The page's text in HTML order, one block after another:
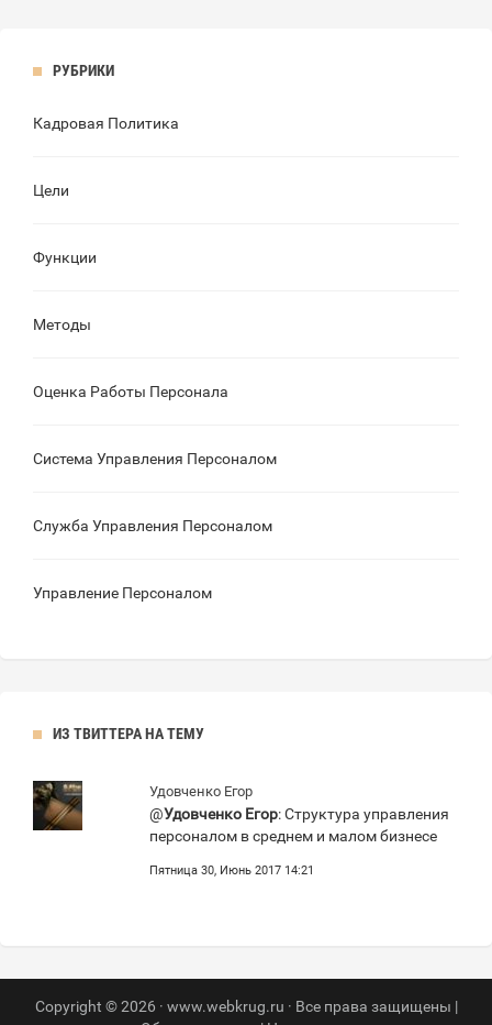
РУБРИКИ
Кадровая Политика
Цели
Функции
Методы
Оценка Работы Персонала
Система Управления Персоналом
Служба Управления Персоналом
Управление Персоналом
ИЗ ТВИТТЕРА НА ТЕМУ
Удовченко Егор
@Удовченко Егор: Структура управления
персоналом в среднем и малом бизнесе
Пятница 30, Июнь 2017 14:21
Copyright © 2026 · www.webkrug.ru · Все права защищены |